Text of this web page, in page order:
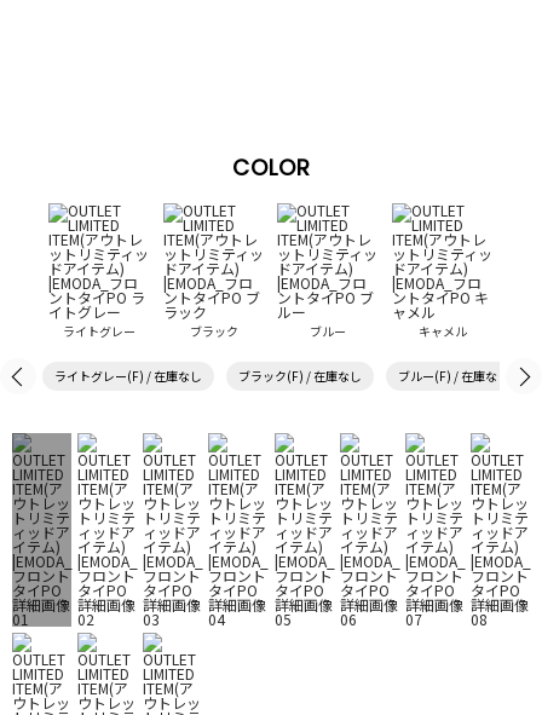
COLOR
ライトグレー ブラック ブルー キャメル
ライトグレー(F) / 在庫なし ブラック(F) / 在庫なし ブルー(F) / 在庫なし